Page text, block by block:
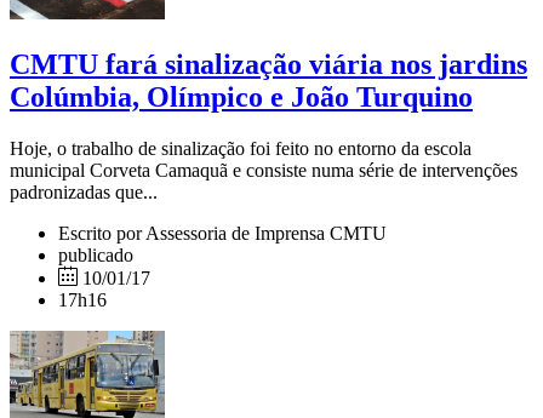
CMTU fará sinalização viária nos jardins
Colúmbia, Olímpico e João Turquino
Hoje, o trabalho de sinalização foi feito no entorno da escola
municipal Corveta Camaquã e consiste numa série de intervenções
padronizadas que...
Escrito por Assessoria de Imprensa CMTU
publicado
10/01/17
17h16